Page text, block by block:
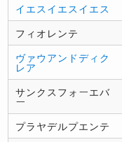
イエスイエスイエス
フィオレンテ
ヴァウアンドディク
レア
サンクスフォーエバ
ー
プラヤデルプエンテ